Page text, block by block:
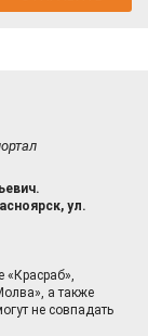
ул.
а также
не совпадать